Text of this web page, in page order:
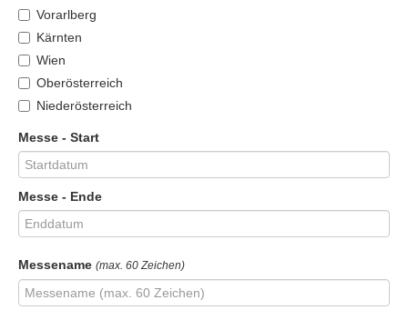
Vorarlberg
Kärnten
Wien
Oberösterreich
Niederösterreich
Messe - Start
Messe - Ende
Messename (max. 60 Zeichen)